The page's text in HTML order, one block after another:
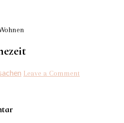
Leave a Comment